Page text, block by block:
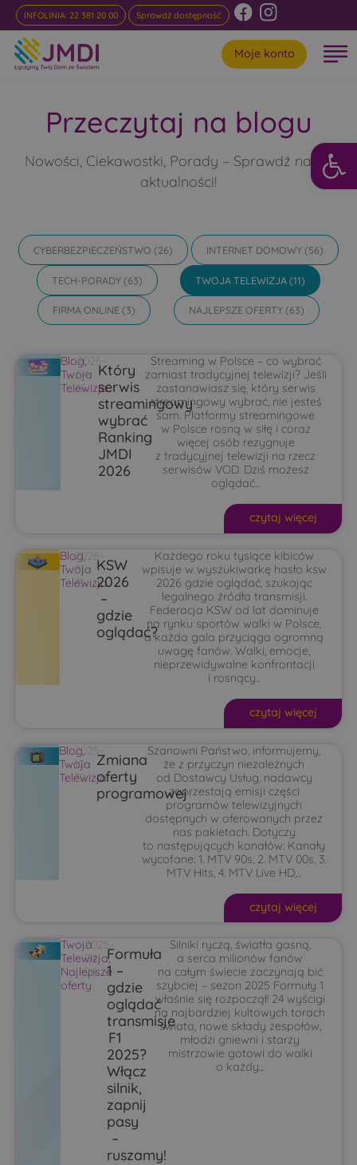
INFOLINIA: 22 381 20 00 Sprawdź dostępność
Moje konto
Przeczytaj na blogu
Nowości, Ciekawostki, Porady – Sprawdź nasze
aktualności!
CYBERBEZPIECZEŃSTWO (26) INTERNET DOMOWY(56)
TECH-PORADY(63) TWOJA TELEWIZJA(11)
FIRMA ONLINE(3) NAJLEPSZE OFERTY(63)
Blog,
Twoja
Telewizja
2026-
04-
16
Który
serwis
streamingowy
wybrać
Ranking
JMDI
2026
Streaming w Polsce – co wybrać
zamiast tradycyjnej telewizji? Jeśli
zastanawiasz się, który serwis
streamingowy wybrać, nie jesteś
sam. Platformy streamingowe
w Polsce rosną w siłę i coraz
więcej osób rezygnuje
z tradycyjnej telewizji na rzecz
serwisów VOD. Dziś możesz
oglądać...
czytaj więcej
Blog,
Twoja
Telewizja
2026-
01-
31
KSW
2026
–
gdzie
oglądać?
Każdego roku tysiące kibiców
wpisuje w wyszukiwarkę hasło ksw
2026 gdzie oglądać, szukając
legalnego źródła transmisji.
Federacja KSW od lat dominuje
na rynku sportów walki w Polsce,
a każda gala przyciąga ogromną
uwagę fanów. Walki, emocje,
nieprzewidywalne konfrontacji
i rosnący...
czytaj więcej
Blog,
Twoja
Telewizja
2025-
10-
30
Zmiana
oferty
programowej
Szanowni Państwo, informujemy,
że z przyczyn niezależnych
od Dostawcy Usług, nadawcy
zaprzestają emisji części
programów telewizyjnych
dostępnych w oferowanych przez
nas pakietach. Dotyczy
to następujących kanałów: Kanały
wycofane: 1. MTV 90s, 2. MTV 00s, 3.
MTV Hits, 4. MTV Live HD,...
czytaj więcej
Twoja
Telewizja,
Najlepsze
oferty
2025-
04-
24
Formuła
1 –
gdzie
oglądać
transmisje
F1
2025?
Włącz
silnik,
zapnij
pasy
–
ruszamy!
Silniki ryczą, światła gasną,
a serca milionów fanów
na całym świecie zaczynają bić
szybciej – sezon 2025 Formuły 1
właśnie się rozpoczął! 24 wyścigi
na najbardziej kultowych torach
świata, nowe składy zespołów,
młodzi gniewni i starzy
mistrzowie gotowi do walki
o każdy...